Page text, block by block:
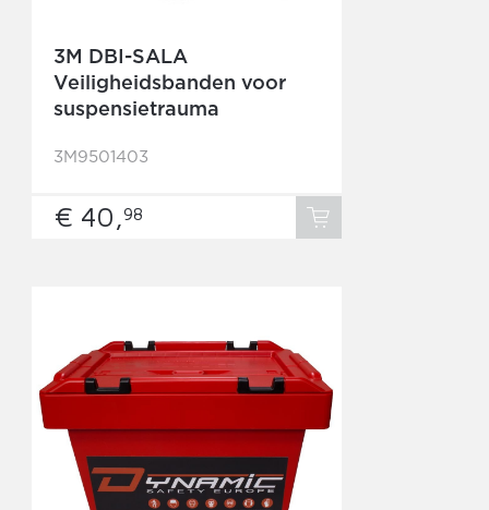
3M DBI-SALA
Veiligheidsbanden voor
suspensietrauma
3M9501403
€ 40,98